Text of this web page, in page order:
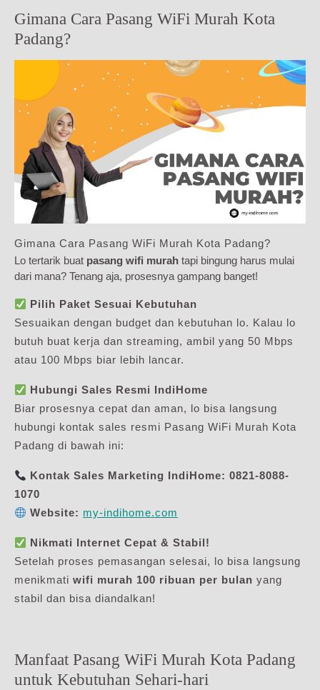
Gimana Cara Pasang WiFi Murah Kota
Padang?
Gimana Cara Pasang WiFi Murah Kota Padang?
Lo tertarik buat pasang wifi murah tapi bingung harus mulai
dari mana? Tenang aja, prosesnya gampang banget!
Pilih Paket Sesuai Kebutuhan
Sesuaikan dengan budget dan kebutuhan lo. Kalau lo
butuh buat kerja dan streaming, ambil yang 50 Mbps
atau 100 Mbps biar lebih lancar.
Hubungi Sales Resmi IndiHome
Biar prosesnya cepat dan aman, lo bisa langsung
hubungi kontak sales resmi Pasang WiFi Murah Kota
Padang di bawah ini:
Kontak Sales Marketing IndiHome: 0821-8088-
1070
Website: my-indihome.com
Nikmati Internet Cepat & Stabil!
Setelah proses pemasangan selesai, lo bisa langsung
menikmati wifi murah 100 ribuan per bulan yang
stabil dan bisa diandalkan!
Manfaat Pasang WiFi Murah Kota Padang
untuk Kebutuhan Sehari-hari